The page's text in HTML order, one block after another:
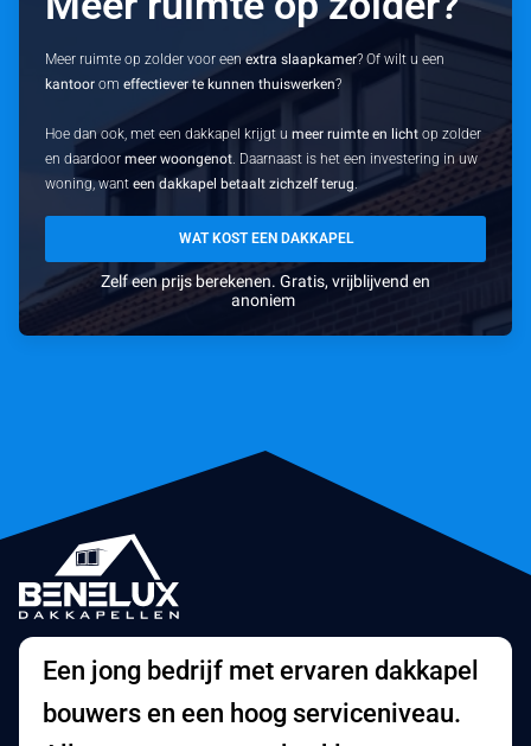
Meer ruimte op zolder voor eenextra slaapkamer? Of wilt u een
kantoor omeffectiever te kunnen thuiswerken?
Hoe dan ook, met een dakkapel krijgt umeer ruimte en licht op zolder
en daardoormeer woongenot. Daarnaast is het een investering in uw
woning, wanteen dakkapel betaalt zichzelf terug.
WAT KOST EEN DAKKAPEL
Zelf een prijs berekenen. Gratis, vrijblijvend en
anoniem
Een jong bedrijf met ervaren dakkapel
bouwers en een hoog serviceniveau.